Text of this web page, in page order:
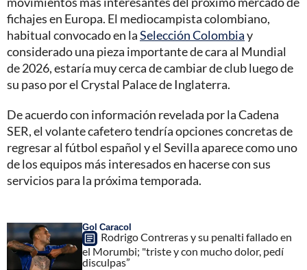
fichajes en Europa. El mediocampista colombiano,
habitual convocado en laSelección Colombiay
considerado una pieza importante de cara al Mundial
de 2026, estaría muy cerca de cambiar de club luego de
su paso por el Crystal Palace de Inglaterra.
De acuerdo con información revelada por la Cadena
SER, el volante cafetero tendría opciones concretas de
regresar al fútbol español y el Sevilla aparece como uno
de los equipos más interesados en hacerse con sus
servicios para la próxima temporada.
Gol Caracol
Rodrigo Contreras y su penalti fallado en
el Morumbi; "triste y con mucho dolor, pedí
disculpas”